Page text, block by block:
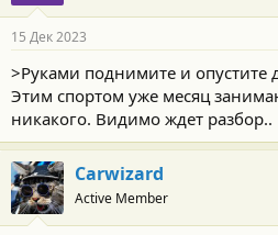
15 Дек 2023
>Руками поднимите и опустите
Этим спортом уже месяц
никакого. Видимо ждет разбор..
Carwizard
Active Member